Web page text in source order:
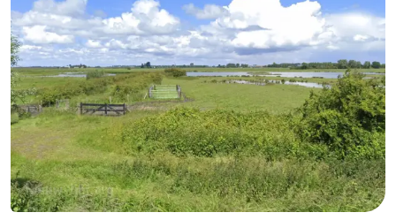
-
Schwimmbader
-
Reiten
-
Golfplatze
-
Surfen
-